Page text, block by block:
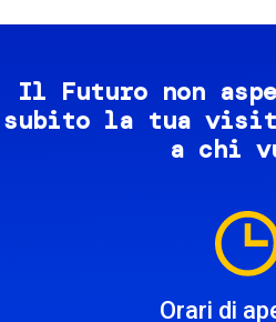
Il Futuro non
subito la tua
a chi
Orari di